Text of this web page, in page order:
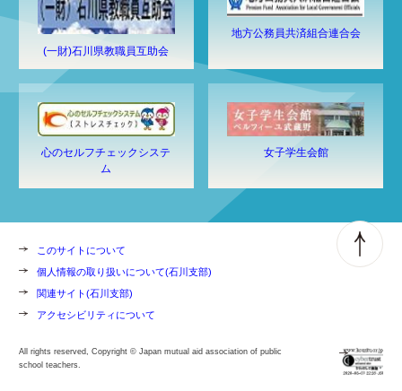
(一財)石川県教職員互助会
地方公務員共済組合連合会
心のセルフチェックシステ
ム
女子学生会館
このサイトについて
個人情報の取り扱いについて(石川支部)
関連サイト(石川支部)
アクセシビリティについて
All rights reserved, Copyright © Japan mutual aid association of public
school teachers.